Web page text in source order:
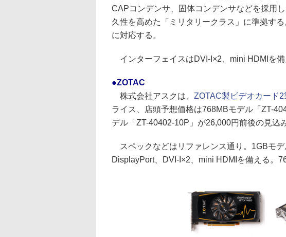
CAPコンデンサ、固体コンデンサなどを採用
久性を高めた「ミリタリークラス」に準拠す
に対応する。
インターフェイスはDVI-I×2、mini HDMIを備
●ZOTAC
株式会社アスクは、 ZOTAC製ビデオカード2
ライス、店頭予想価格は768MBモデル「ZT-
デル「ZT-40402-10P」が26,000円前後の見込み
スペックなどはリファレンス通り。1GBモデ
DisplayPort、DVI-I×2、mini HDMIを備える。